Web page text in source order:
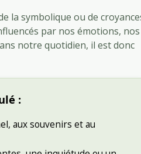
la symbolique ou de
par nos émotions, nos
notre quotidien, il est donc
:
aux souvenirs et au